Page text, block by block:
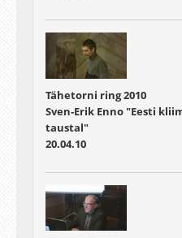
Tähetorni ring 2010
Sven-Erik Enno "Eesti
taustal"
20.04.10